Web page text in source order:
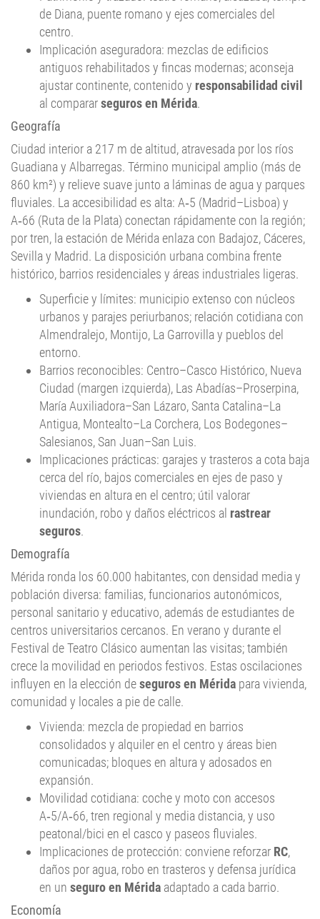
centro.
Implicación aseguradora: mezclas de edificios
antiguos rehabilitados y fincas modernas; aconseja
ajustar continente, contenido y responsabilidad civil
al compararseguros en Mérida.
Geografía
Ciudad interior a 217 m de altitud, atravesada por los ríos
Guadiana y Albarregas. Término municipal amplio (más de
860 km²) y relieve suave junto a láminas de agua y parques
fluviales. La accesibilidad es alta: A‑5 (Madrid–Lisboa) y
A‑66 (Ruta de la Plata) conectan rápidamente con la región;
por tren, la estación de Mérida enlaza con Badajoz, Cáceres,
Sevilla y Madrid. La disposición urbana combina frente
histórico, barrios residenciales y áreas industriales ligeras.
Superficie y límites: municipio extenso con núcleos
urbanos y parajes periurbanos; relación cotidiana con
Almendralejo, Montijo, La Garrovilla y pueblos del
entorno.
Barrios reconocibles: Centro–Casco Histórico, Nueva
Ciudad (margen izquierda), Las Abadías–Proserpina,
María Auxiliadora–San Lázaro, Santa Catalina–La
Antigua, Montealto–La Corchera, Los Bodegones–
Salesianos, San Juan–San Luis.
Implicaciones prácticas: garajes y trasteros a cota baja
cerca del río, bajos comerciales en ejes de paso y
viviendas en altura en el centro; útil valorar
inundación, robo y daños eléctricos alrastrear
seguros.
Demografía
Mérida ronda los 60.000 habitantes, con densidad media y
población diversa: familias, funcionarios autonómicos,
personal sanitario y educativo, además de estudiantes de
centros universitarios cercanos. En verano y durante el
Festival de Teatro Clásico aumentan las visitas; también
crece la movilidad en periodos festivos. Estas oscilaciones
influyen en la elección deseguros en Méridapara vivienda,
comunidad y locales a pie de calle.
Vivienda: mezcla de propiedad en barrios
consolidados y alquiler en el centro y áreas bien
comunicadas; bloques en altura y adosados en
expansión.
Movilidad cotidiana: coche y moto con accesos
A‑5/A‑66, tren regional y media distancia, y uso
peatonal/bici en el casco y paseos fluviales.
Implicaciones de protección: conviene reforzar
daños por agua, robo en trasteros y defensa jurídica
en un seguro en Mérida adaptado a cada barrio.
Economía
Como capital de Extremadura, Mérida concentra